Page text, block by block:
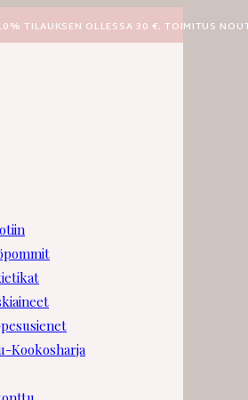
TILAUKSEN OLLESSA 30 €. TOIMITUS
Kookosharja